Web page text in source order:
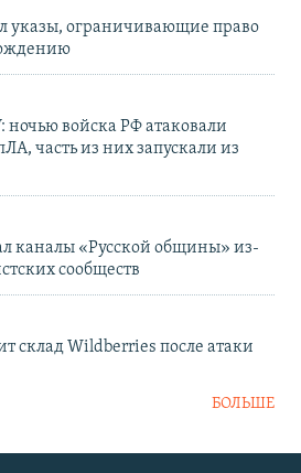
указы, ограничивающие право
войска РФ атаковали
часть из них запускали из
каналы «Русской общины» из-
сообществ
склад Wildberries после атаки
БОЛЬШЕ